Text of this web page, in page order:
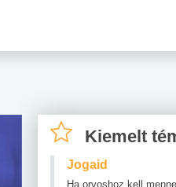
Kiemelt
Jogaid
Ha orvoshoz kell